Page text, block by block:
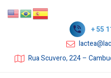
+ 55
Rua Scuvero, 224 –